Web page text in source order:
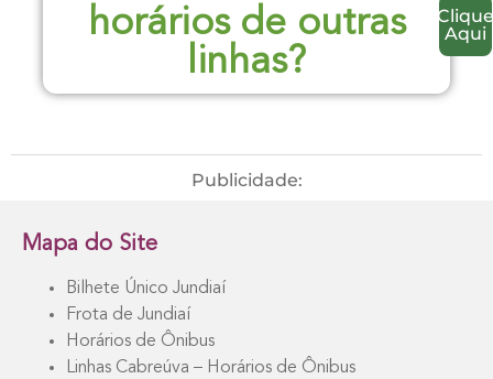
horários de outras
linhas?
Clique
Aqui
Publicidade:
Mapa do Site
Bilhete Único Jundiaí
Frota de Jundiaí
Horários de Ônibus
Linhas Cabreúva – Horários de Ônibus